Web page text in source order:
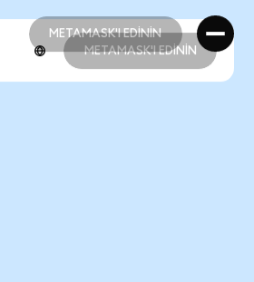
METAMASK'I EDİNİN
METAMASK'I EDİNİN
METAMASK'I EDİNİN